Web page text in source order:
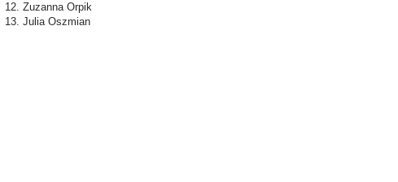
Zuzanna Orpik
Julia Oszmian